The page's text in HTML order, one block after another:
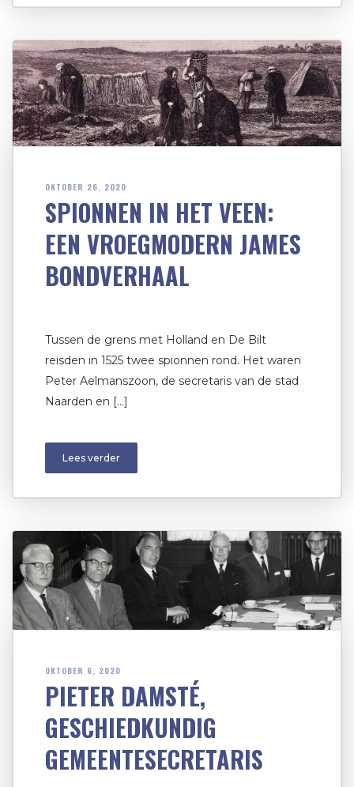
OKTOBER 26, 2020
SPIONNEN IN HET VEEN:
EEN VROEGMODERN JAMES
BONDVERHAAL
Tussen de grens met Holland en De Bilt
reisden in 1525 twee spionnen rond. Het waren
Peter Aelmanszoon, de secretaris van de stad
Naarden en […]
Lees verder
OKTOBER 6, 2020
PIETER DAMSTÉ,
GESCHIEDKUNDIG
GEMEENTESECRETARIS